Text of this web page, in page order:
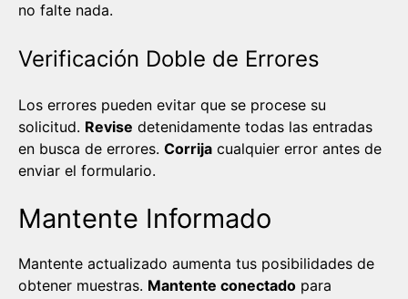
no falte nada.
Verificación Doble de Errores
Los errores pueden evitar que se procese su
solicitud. Revise detenidamente todas las entradas
en busca de errores. Corrija cualquier error antes de
enviar el formulario.
Mantente Informado
Mantente actualizado aumenta tus posibilidades de
obtener muestras. Mantente conectado para